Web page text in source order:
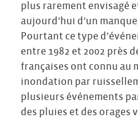
plus rarement envisagé
aujourd’hui d’un
Pourtant ce type
entre 1982 et 2002 près
françaises ont connu au
inondation par
plusieurs événements
des pluies et des